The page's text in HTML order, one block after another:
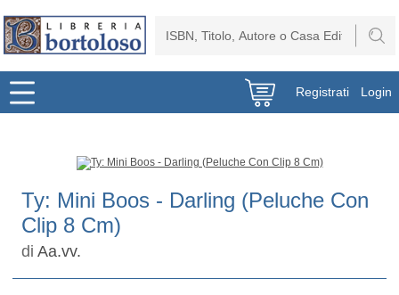
Registrati Login
Ty: Mini Boos - Darling (Peluche Con
Clip 8 Cm)
diAa.vv.